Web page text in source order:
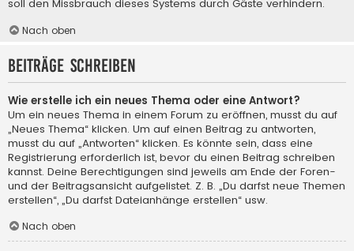
soll den Missbrauch dieses Systems durch Gäste verhindern.
Nach oben
Beiträge schreiben
Wie erstelle ich ein neues Thema oder eine Antwort?
Um ein neues Thema in einem Forum zu eröffnen, musst du auf
„Neues Thema“ klicken. Um auf einen Beitrag zu antworten,
musst du auf „Antworten“ klicken. Es könnte sein, dass eine
Registrierung erforderlich ist, bevor du einen Beitrag schreiben
kannst. Deine Berechtigungen sind jeweils am Ende der Foren-
und der Beitragsansicht aufgelistet. Z. B. „Du darfst neue Themen
erstellen“, „Du darfst Dateianhänge erstellen“ usw.
Nach oben